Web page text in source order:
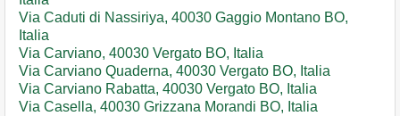
Via Caduti di Nassiriya, 40030 Gaggio Montano BO,
Italia
Via Carviano, 40030 Vergato BO, Italia
Via Carviano Quaderna, 40030 Vergato BO, Italia
Via Carviano Rabatta, 40030 Vergato BO, Italia
Via Casella, 40030 Grizzana Morandi BO, Italia